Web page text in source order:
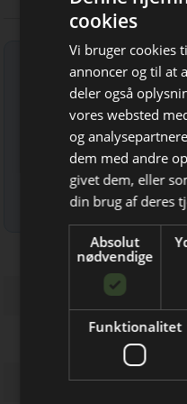
Bliv
Få de
direkte i
Tilmeld nyhedsbrev
Indtast din e-mail-adresse
Læs mere om
cookies
Vi bruger cookies
annoncer og til at
deler også
vores websted
og
dem med andre
givet dem, eller
din brug af deres
Absolut
nødvendige
Funktionalitet